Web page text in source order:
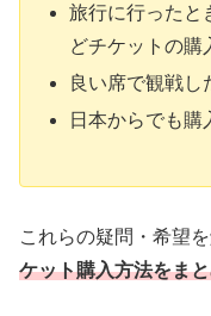
旅行に行ったと
どチケットの購
良い席で観戦し
日本からでも購
これらの疑問・希望を
ケット購入方法をま